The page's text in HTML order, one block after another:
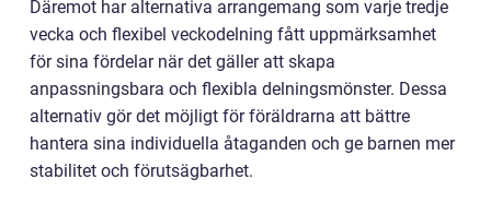
Däremot har alternativa arrangemang som varje tredje
vecka och flexibel veckodelning fått uppmärksamhet
för sina fördelar när det gäller att skapa
anpassningsbara och flexibla delningsmönster. Dessa
alternativ gör det möjligt för föräldrarna att bättre
hantera sina individuella åtaganden och ge barnen mer
stabilitet och förutsägbarhet.